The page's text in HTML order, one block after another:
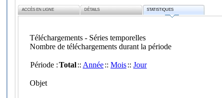
ACCÈS EN LIGNE DÉTAILS STATISTIQUES